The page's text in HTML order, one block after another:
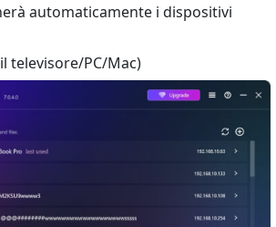
automaticamente i dispositivi
televisore/PC/Mac)